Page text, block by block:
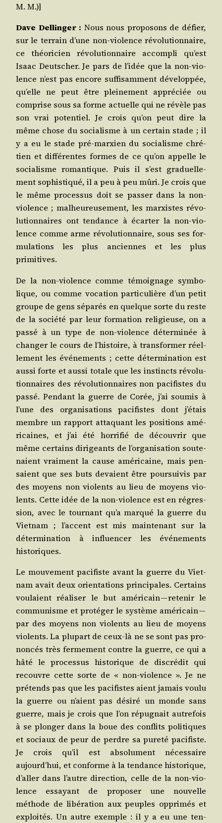
M. M.)]
Dave Del­lin­ger : Nous nous pro­po­sons de défier,
sur le ter­rain d’une non-vio­lence révo­lu­tion­naire,
ce théo­ri­cien révo­lu­tion­naire accom­pli qu’est
Isaac Deut­scher. Je pars de l’idée que la non-vio­
lence n’est pas encore suf­fi­sam­ment déve­lop­pée,
qu’elle ne peut être plei­ne­ment appré­ciée ou
com­prise sous sa forme actuelle qui ne révèle pas
son vrai poten­tiel. Je crois qu’on peut dire la
même chose du socia­lisme à un cer­tain stade ; il
y a eu le stade pré-mar­xien du socia­lisme chré­
tien et dif­fé­rentes formes de ce qu’on appelle le
socia­lisme roman­tique. Puis il s’est gra­duel­le­
ment sophis­ti­qué, il a peu à peu mûri. Je crois que
le même pro­ces­sus doit se pas­ser dans la non-
vio­lence ; mal­heu­reu­se­ment, les mar­xistes révo­
lu­tion­naires ont ten­dance à écar­ter la non-vio­
lence comme arme révo­lu­tion­naire, sous ses for­
mu­la­tions les plus anciennes et les plus
primitives.
De la non-vio­lence comme témoi­gnage sym­bo­
lique, ou comme voca­tion par­ti­cu­lière d’un petit
groupe de gens sépa­rés en quelque sorte du reste
de la socié­té par leur for­ma­tion reli­gieuse, on a
pas­sé à un type de non-vio­lence déter­mi­née à
chan­ger le cours de l’histoire, à trans­for­mer réel­
le­ment les évé­ne­ments ; cette déter­mi­na­tion est
aus­si forte et aus­si totale que les ins­tincts révo­lu­
tion­naires des révo­lu­tion­naires non paci­fistes du
pas­sé. Pen­dant la guerre de Corée, j’ai sou­mis à
l’une des orga­ni­sa­tions paci­fistes dont j’étais
membre un rap­port atta­quant les posi­tions amé­
ri­caines, et j’ai été hor­ri­fié de décou­vrir que
même cer­tains diri­geants de l’organisation sou­te­
naient vrai­ment la cause amé­ri­caine, mais pen­
saient que ses buts devaient être pour­sui­vis par
des moyens non vio­lents au lieu de moyens vio­
lents. Cette idée de la non-vio­lence est en régres­
sion, avec le tour­nant qu’a mar­qué la guerre du
Viet­nam ; l’accent est mis main­te­nant sur la
déter­mi­na­tion à influen­cer les évé­ne­ments
historiques.
Le mou­ve­ment paci­fiste avant la guerre du Viet­
nam avait deux orien­ta­tions prin­ci­pales. Cer­tains
vou­laient réa­li­ser le but amé­ri­cain — rete­nir le
com­mu­nisme et pro­té­ger le sys­tème amé­ri­cain —
par des moyens non vio­lents au lieu de moyens
vio­lents. La plu­part de ceux-là ne se sont pas pro­
non­cés très fer­me­ment contre la guerre, ce qui a
hâté le pro­ces­sus his­to­rique de dis­cré­dit qui
recouvre cette sorte de « non-vio­lence ». Je ne
pré­tends pas que les paci­fistes aient jamais vou­lu
la guerre ou n’aient pas dési­ré un monde sans
guerre, mais je crois que l’on répu­gnait autre­fois
à se plon­ger dans la boue des conflits poli­tiques
et sociaux de peur de perdre sa pure­té paci­fiste.
Je crois qu’il est abso­lu­ment néces­saire
aujourd’hui, et conforme à la ten­dance his­to­rique,
d’aller dans l’autre direc­tion, celle de la non-vio­
lence essayant de pro­po­ser une nou­velle
méthode de libé­ra­tion aux peuples oppri­més et
exploi­tés. Un autre exemple : il y a eu une ten­